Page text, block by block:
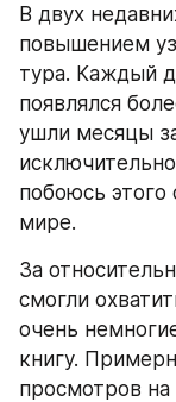
В двух
повышением
тура. Каждый
появлялся
ушли месяцы
побоюсь этого
мире.
За
смогли
очень
книгу.
просмотров на